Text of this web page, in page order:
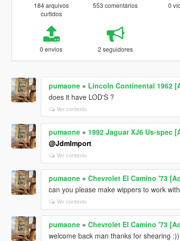
184 arquivos
curtidos
553 comentários 0
0 envios 2 seguidores
pumaone» Lincoln Continental 1962
does it have LOD'S ?
Ver contexto
pumaone» 1992 Jaguar XJ6 Us-spec
@JdmImport
Ver contexto
pumaone» Chevrolet El Camino '73
can you please make wippers to work
Ver contexto
pumaone» Chevrolet El Camino '73
welcome back man thanks for shearing